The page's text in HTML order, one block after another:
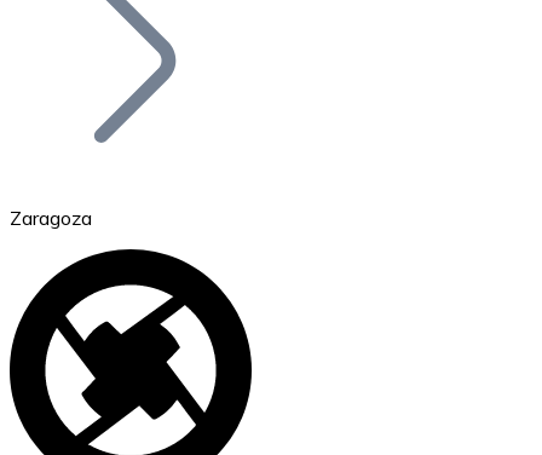
Ethereum
ETH
Zaragoza